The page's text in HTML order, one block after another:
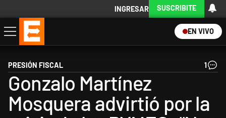
INGRESAR SUSCRIBITE
EN VIVO
Economía
Política
Internacional
Actualidad
Descargá la App
PRESIÓN FISCAL 1
Gonzalo Martínez
Mosquera advirtió por la